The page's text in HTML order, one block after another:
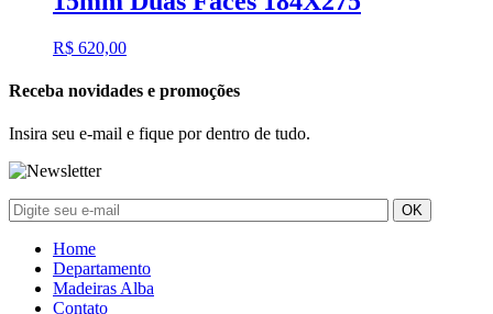
R$ 620,00
Receba novidades e promoções
Insira seu e-mail e fique por dentro de tudo.
Home
Departamento
Madeiras Alba
Contato